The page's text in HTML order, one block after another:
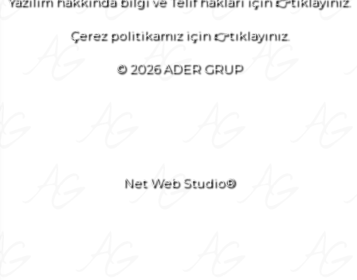
Çerez politikamız için 👉tıklayınız.
© 2026 ADER GRUP
Net Web Studio®